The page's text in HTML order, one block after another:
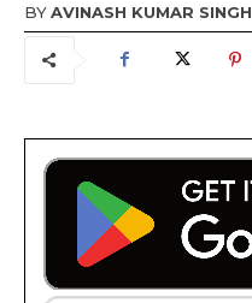
BYAVINASH KUMAR SINGH